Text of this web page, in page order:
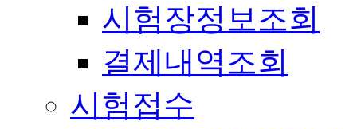
시험장정보조회
결제내역조회
시험접수